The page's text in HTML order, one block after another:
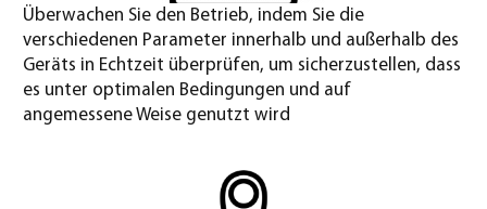
Überwachen Sie den Betrieb, indem Sie die
verschiedenen Parameter innerhalb und außerhalb des
Geräts in Echtzeit überprüfen, um sicherzustellen, dass
es unter optimalen Bedingungen und auf
angemessene Weise genutzt wird